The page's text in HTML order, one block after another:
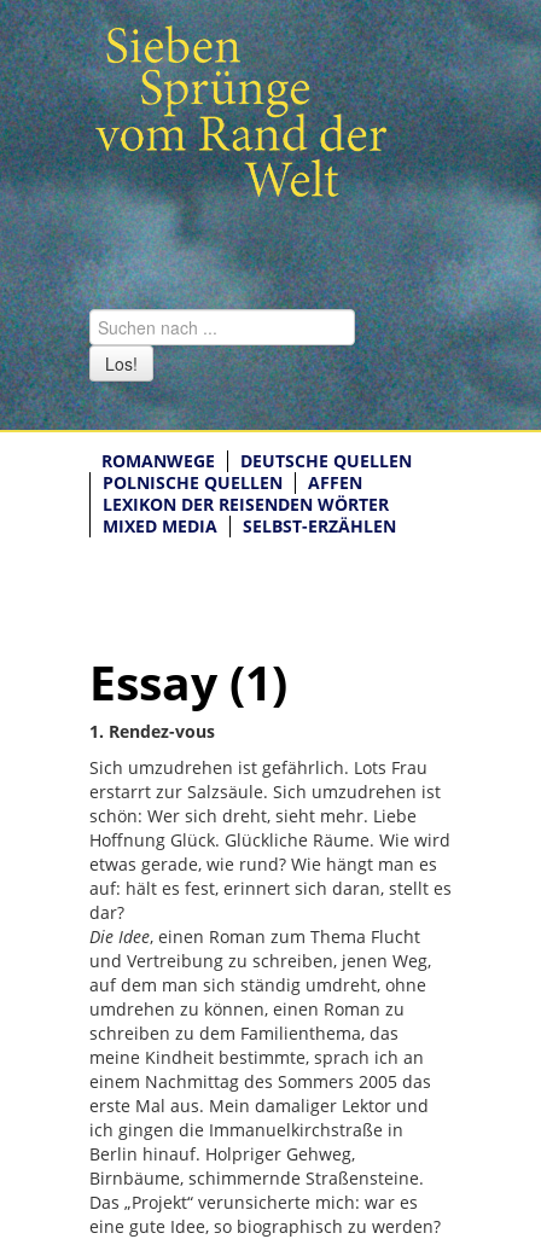
Los!
ROMANWEGE
DEUTSCHE QUELLEN
POLNISCHE QUELLEN
AFFEN
LEXIKON DER REISENDEN WÖRTER
MIXED MEDIA
SELBST-ERZÄHLEN
Essay (1)
1. Rendez-vous
Sich umzudrehen ist gefährlich. Lots Frau
erstarrt zur Salzsäule. Sich umzudrehen ist
schön: Wer sich dreht, sieht mehr. Liebe
Hoffnung Glück. Glückliche Räume. Wie wird
etwas gerade, wie rund? Wie hängt man es
auf: hält es fest, erinnert sich daran, stellt es
dar?
Die Idee, einen Roman zum Thema Flucht
und Vertreibung zu schreiben, jenen Weg,
auf dem man sich ständig umdreht, ohne
umdrehen zu können, einen Roman zu
schreiben zu dem Familienthema, das
meine Kindheit bestimmte, sprach ich an
einem Nachmittag des Sommers 2005 das
erste Mal aus. Mein damaliger Lektor und
ich gingen die Immanuelkirchstraße in
Berlin hinauf. Holpriger Gehweg,
Birnbäume, schimmernde Straßensteine.
Das „Projekt“ verunsicherte mich: war es
eine gute Idee, so biographisch zu werden?